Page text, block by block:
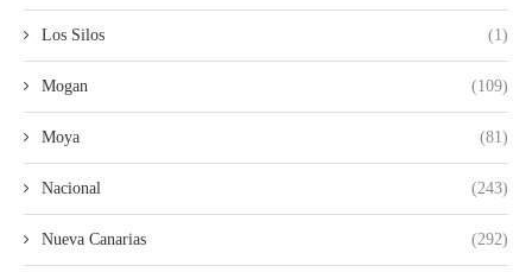
Los Silos (1)
Mogan (109)
Moya (81)
Nacional (243)
Nueva Canarias (292)